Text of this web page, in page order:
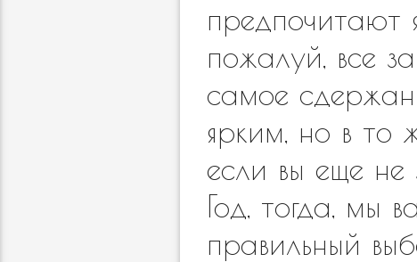
предпочитают
пожалуй, все
самое
ярким, но в то
если вы еще
Год, тогда, мы
правильный